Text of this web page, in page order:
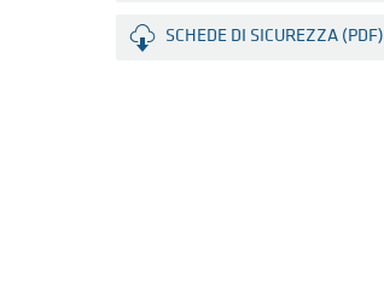
SCHEDE DI SICUREZZA (PDF)